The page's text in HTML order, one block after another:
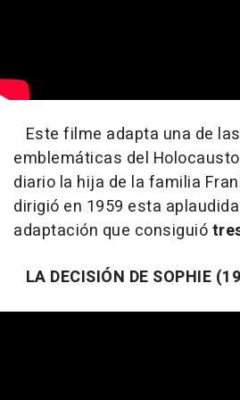
Este filme adapta una de
emblemáticas del
diario la hija de la familia
dirigió en 1959 esta
adaptación que consiguió
LA DECISIÓN DE SOPHIE